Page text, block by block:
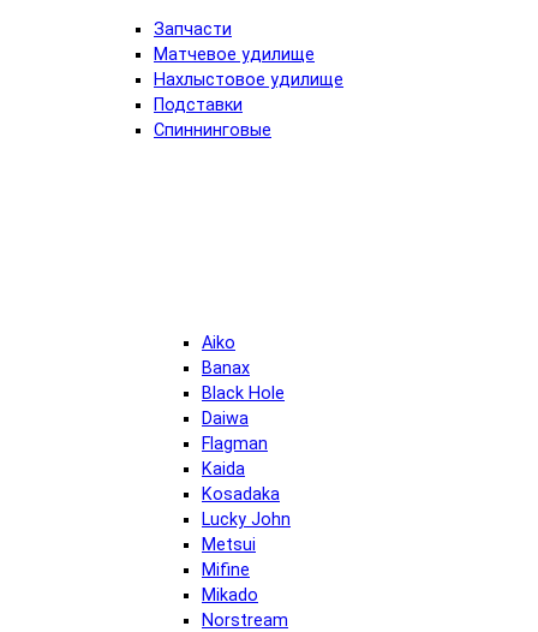
Запчасти
Матчевое удилище
Нахлыстовое удилище
Подставки
Спиннинговые
Aiko
Banax
Black Hole
Daiwa
Flagman
Kaida
Kosadaka
Lucky John
Metsui
Mifine
Mikado
Norstream